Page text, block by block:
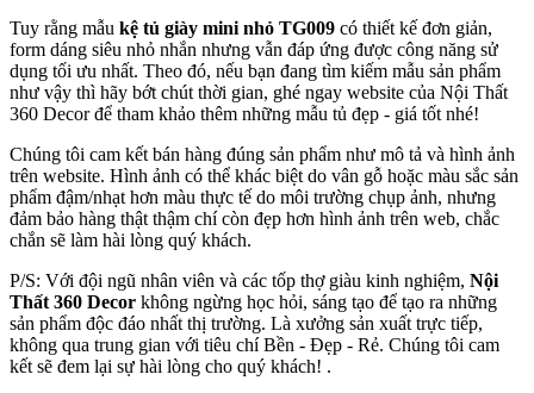
Tuy rằng mẫu kệ tủ giày mini nhỏ TG009 có thiết kế đơn giản,
form dáng siêu nhỏ nhắn nhưng vẫn đáp ứng được công năng sử
dụng tối ưu nhất. Theo đó, nếu bạn đang tìm kiếm mẫu sản phẩm
như vậy thì hãy bớt chút thời gian, ghé ngay website của Nội Thất
360 Decor để tham khảo thêm những mẫu tủ đẹp - giá tốt nhé!
Chúng tôi cam kết bán hàng đúng sản phẩm như mô tả và hình ảnh
trên website. Hình ảnh có thể khác biệt do vân gỗ hoặc màu sắc sản
phẩm đậm/nhạt hơn màu thực tế do môi trường chụp ảnh, nhưng
đảm bảo hàng thật thậm chí còn đẹp hơn hình ảnh trên web, chắc
chắn sẽ làm hài lòng quý khách.
P/S: Với đội ngũ nhân viên và các tốp thợ giàu kinh nghiệm, Nội
Thất 360 Decor không ngừng học hỏi, sáng tạo để tạo ra những
sản phẩm độc đáo nhất thị trường. Là xưởng sản xuất trực tiếp,
không qua trung gian với tiêu chí Bền - Đẹp - Rẻ. Chúng tôi cam
kết sẽ đem lại sự hài lòng cho quý khách! .